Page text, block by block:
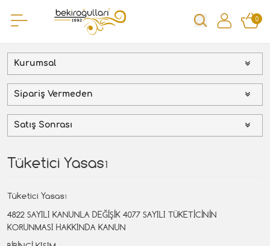
0
Kurumsal
Sipariş Vermeden
Satış Sonrası
Tüketici Yasası
Tüketici Yasası
4822 SAYILI KANUNLA DEĞİŞİK 4077 SAYILI TÜKETİCİNİN
KORUNMASI HAKKINDA KANUN